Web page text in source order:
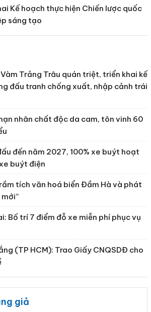
Kế hoạch thực hiện Chiến lược quốc
sáng tạo
Trảng Trâu quán triệt, triển khai kế
đấu tranh chống xuất, nhập cảnh trái
nhân chất độc da cam, tôn vinh 60
đến năm 2027, 100% xe buýt hoạt
buýt điện
tích văn hoá biển Đầm Hà và phát
Bố trí 7 điểm đỗ xe miễn phí phục vụ
(TP HCM): Trao Giấy CNQSDĐ cho
giả